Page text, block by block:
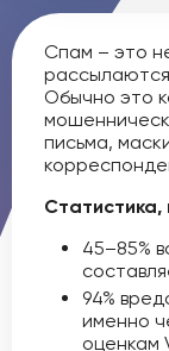
Спам – это
рассылаются
Обычно это
письма,
Статистика,
45–85%
94%
именно
оценкам